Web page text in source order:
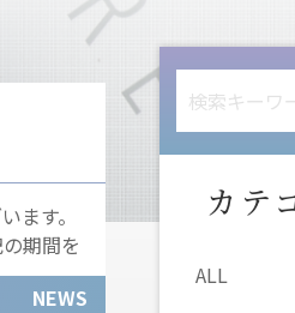
ます。
期間を
NEWS
カテ
ALL